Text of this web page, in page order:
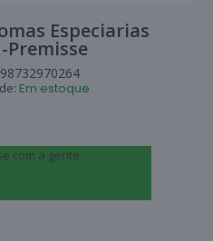
Especiarias
Premisse
Em estoque
com a gente